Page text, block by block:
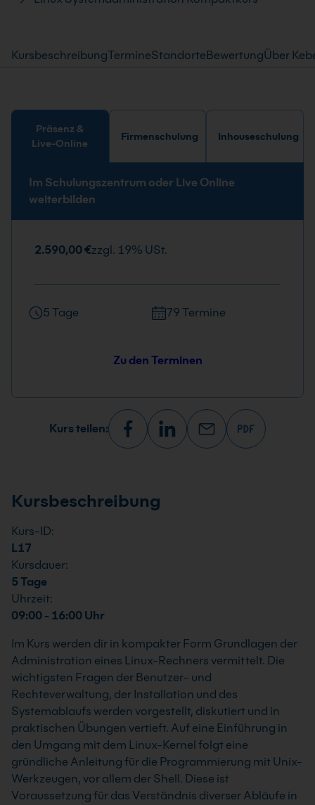
KursbeschreibungTermineStandorteBewertungÜber
Präsenz &
Live-Online
Firmenschulung Inhouseschulung
Im Schulungszentrum oder Live Online
weiterbilden
2.590,00 €zzgl. 19% USt.
5 Tage 79 Termine
Zu den Terminen
Kurs teilen:
Kursbeschreibung
Kurs-ID:
L17
Kursdauer:
5 Tage
Uhrzeit:
09:00 - 16:00 Uhr
Im Kurs werden dir in kompakter Form Grundlagen der
Administration eines Linux-Rechners vermittelt. Die
wichtigsten Fragen der Benutzer- und
Rechteverwaltung, der Installation und des
Systemablaufs werden vorgestellt, diskutiert und in
praktischen Übungen vertieft. Auf eine Einführung in
den Umgang mit dem Linux-Kernel folgt eine
gründliche Anleitung für die Programmierung mit Unix-
Werkzeugen, vor allem der Shell. Diese ist
Voraussetzung für das Verständnis diverser Abläufe in